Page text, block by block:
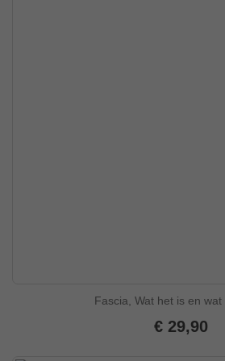
Fascia, Wat het is en
€ 29,90